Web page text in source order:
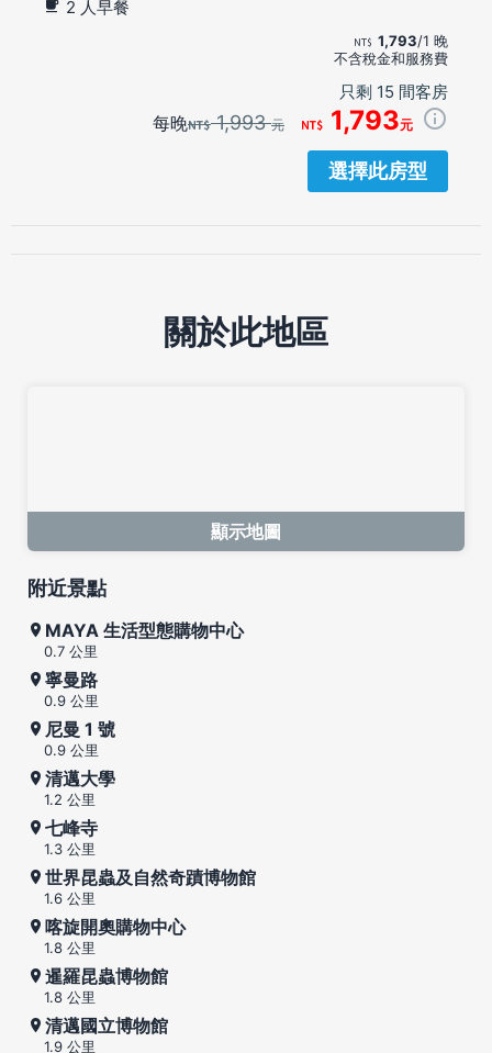
2 人早餐
1,793/1 晚
不含稅金和服務費
只剩 15 間客房
每晚 1,993元 1,793元
選擇此房型
關於此地區
顯示地圖
附近景點
MAYA 生活型態購物中心
0.7 公里
寧曼路
0.9 公里
尼曼 1 號
0.9 公里
清邁大學
1.2 公里
七峰寺
1.3 公里
世界昆蟲及自然奇蹟博物館
1.6 公里
喀旋開奧購物中心
1.8 公里
暹羅昆蟲博物館
1.8 公里
清邁國立博物館
1.9 公里